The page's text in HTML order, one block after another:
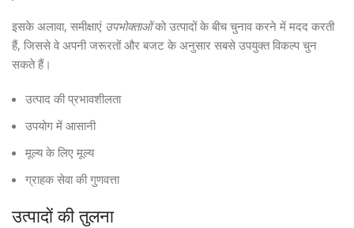
इसके अलावा, समीक्षाएं उपभोक्ताओंको उत्पादों के बीच चुनाव करने में मदद करती
हैं, जिससे वे अपनी जरूरतों और बजट के अनुसार सबसे उपयुक्त विकल्प चुन
सकते हैं।
उत्पाद की प्रभावशीलता
उपयोग में आसानी
मूल्य के लिए मूल्य
ग्राहक सेवा की गुणवत्ता
उत्पादों की तुलना